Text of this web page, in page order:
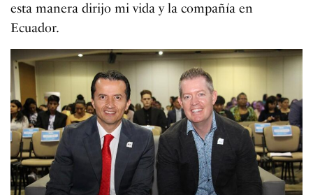
esta manera dirijo mi vida y la compañía en
Ecuador.